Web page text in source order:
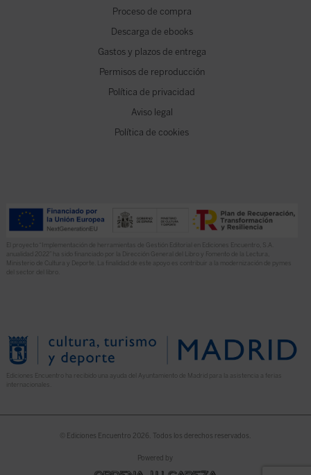
Proceso de compra
Descarga de ebooks
Gastos y plazos de entrega
Permisos de reproducción
Política de privacidad
Aviso legal
Política de cookies
El proyecto “Implementación de herramientas de Gestión Editorial en Ediciones Encuentro, S.A.
anualidad 2022” ha sido financiado por la Dirección General del Libro y Fomento de la Lectura,
Ministerio de Cultura y Deporte. La finalidad de este apoyo es contribuir a la modernización de pymes
del sector del libro.
Ediciones Encuentro ha recibido una ayuda del Ayuntamiento de Madrid para la asistencia a ferias
© Ediciones Encuentro 2026. Todos los derechos reservados.
Powered by